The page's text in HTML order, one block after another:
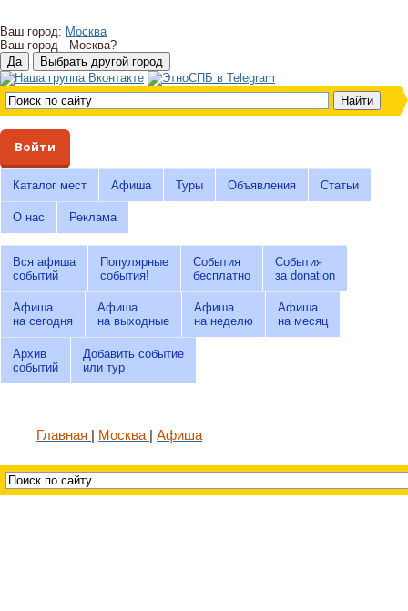
Ваш город: Москва
Ваш город - Москва?
Войти
Каталог мест Афиша Туры Объявления Статьи
О нас Реклама
Вся афиша
событий
Популярные
события!
События
бесплатно
События
за donation
Афиша
на сегодня
Афиша
на выходные
Афиша
на неделю
Афиша
на месяц
Архив
событий
Добавить событие
или тур
Главная Москва Афиша